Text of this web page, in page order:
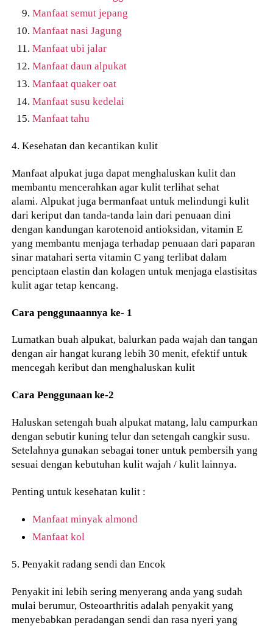
Manfaat semut jepang
Manfaat nasi Jagung
Manfaat ubi jalar
Manfaat daun alpukat
Manfaat quaker oat
Manfaat susu kedelai
Manfaat tahu
4. Kesehatan dan kecantikan kulit
Manfaat alpukat juga dapat menghaluskan kulit dan
membantu mencerahkan agar kulit terlihat sehat
alami. Alpukat juga bermanfaat untuk melindungi kulit
dari keriput dan tanda-tanda lain dari penuaan dini
dengan kandungan karotenoid antioksidan, vitamin E
yang membantu menjaga terhadap penuaan dari paparan
sinar matahari serta vitamin C yang terlibat dalam
penciptaan elastin dan kolagen untuk menjaga elastisitas
kulit agar tetap kencang.
Cara penggunaannya ke- 1
Lumatkan buah alpukat, balurkan pada wajah dan tangan
dengan air hangat kurang lebih 30 menit, efektif untuk
mencegah keribut dan menghaluskan kulit
Cara Penggunaan ke-2
Haluskan setengah buah alpukat matang, lalu campurkan
dengan sebutir kuning telur dan setengah cangkir susu.
Setelahnya gunakan sebagai toner untuk pembersih yang
sesuai dengan kebutuhan kulit wajah / kulit lainnya.
Penting untuk kesehatan kulit :
Manfaat minyak almond
Manfaat kol
5. Penyakit radang sendi dan Encok
Penyakit ini lebih sering menyerang anda yang sudah
mulai berumur, Osteoarthritis adalah penyakit yang
menyebabkan peradangan sendi dan rasa nyeri yang